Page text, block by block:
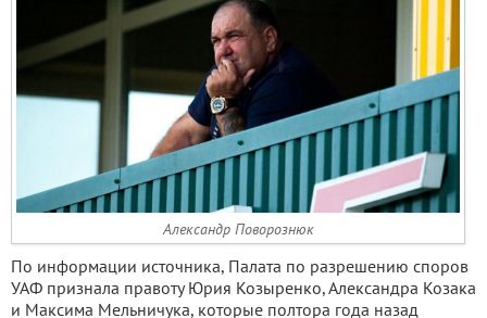
Александр Поворознюк
По информации источника, Палата по разрешению споров
УАФ признала правоту Юрия Козыренко, Александра Козака
и Максима Мельничука, которые полтора года назад